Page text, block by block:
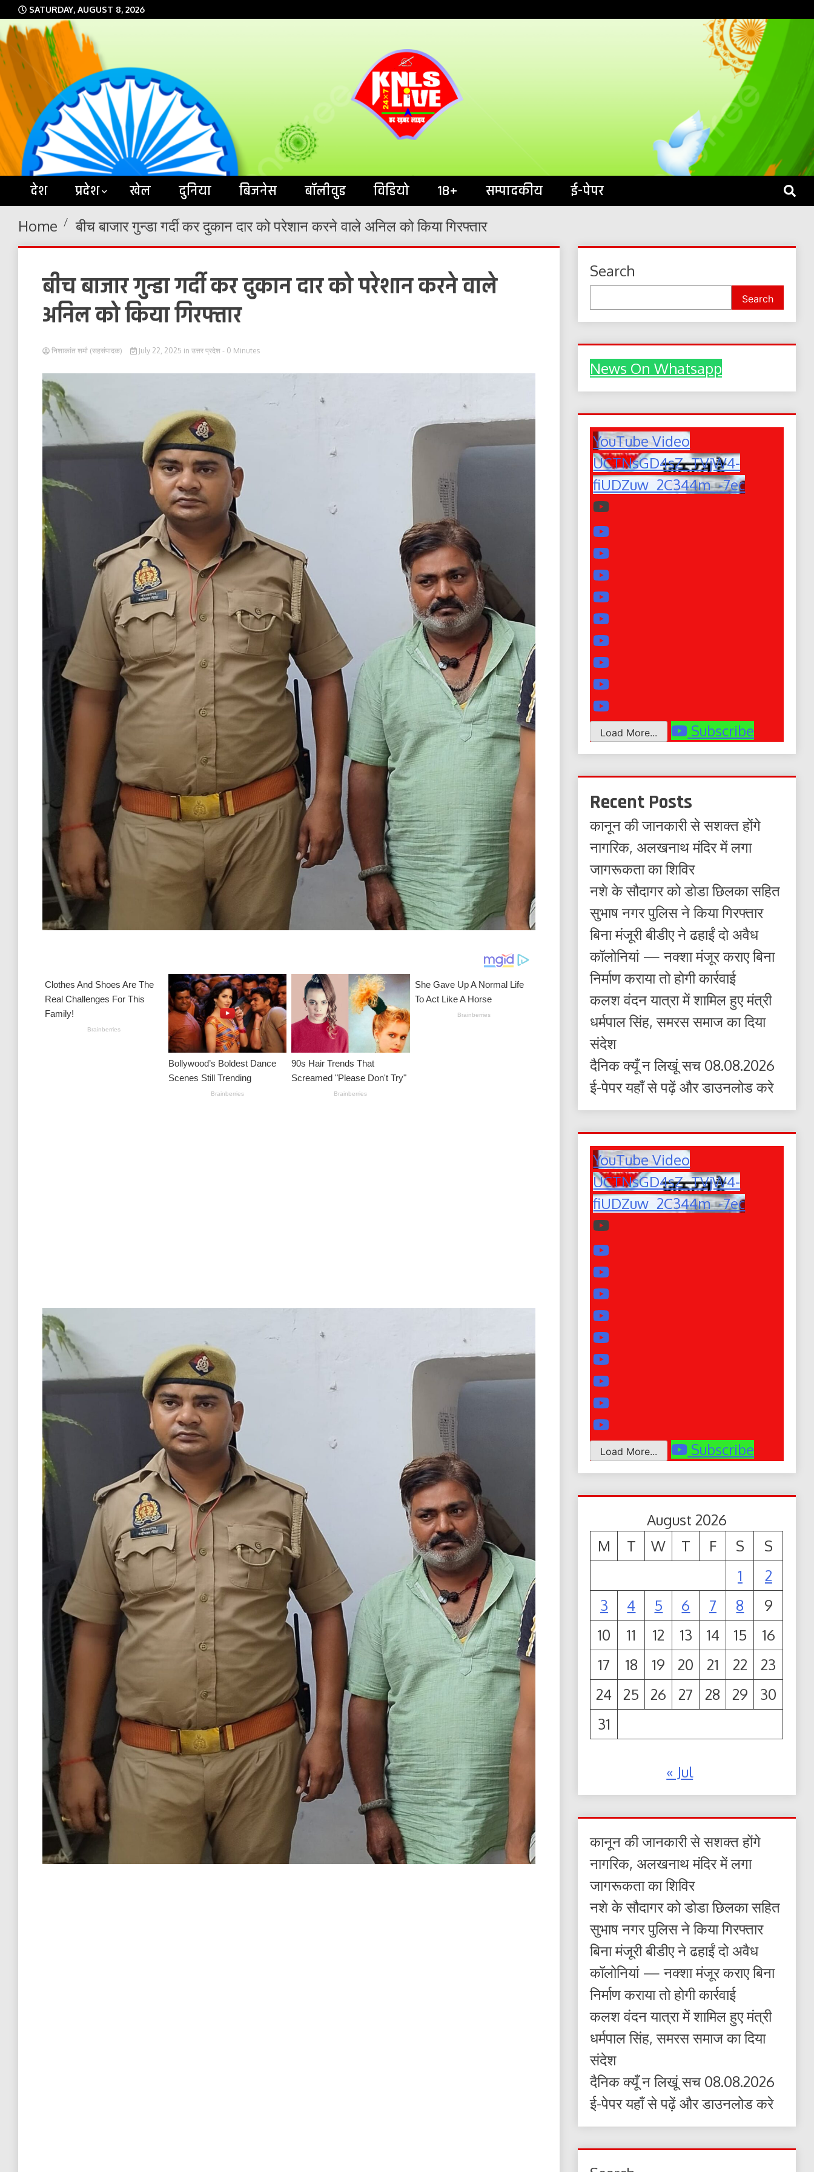
Skip
to
content
SATURDAY, AUGUST 8, 2026
KNLS LIVE
देश प्रदेश खेल दुनिया बिजनेस बॉलीवुड विडियो 18+ सम्पादकीय ई-पेपर
Home बीच बाजार गुन्डा गर्दी कर दुकान दार को परेशान करने वाले अनिल को किया गिरफ्तार
बीच बाजार गुन्डा गर्दी कर दुकान दार को परेशान करने वाले
अनिल को किया गिरफ्तार
निशाकांत शर्मा (सहसंपादक) July 22, 2025 in उत्तर प्रदेश - 0 Minutes
Search
Search
News On Whatsapp
YouTube Video
UCTNsGD4sZ_TVjW4-
fiUDZuw_2C344m_-7ec
Load More... Subscribe
Recent Posts
कानून की जानकारी से सशक्त होंगे
नागरिक, अलखनाथ मंदिर में लगा
जागरूकता का शिविर
नशे के सौदागर को डोडा छिलका सहित
सुभाष नगर पुलिस ने किया गिरफ्तार
बिना मंजूरी बीडीए ने ढहाईं दो अवैध
कॉलोनियां — नक्शा मंजूर कराए बिना
निर्माण कराया तो होगी कार्रवाई
कलश वंदन यात्रा में शामिल हुए मंत्री
धर्मपाल सिंह, समरस समाज का दिया
संदेश
दैनिक क्यूँ न लिखूं सच 08.08.2026
ई-पेपर यहाँ से पढ़ें और डाउनलोड करे
YouTube Video
UCTNsGD4sZ_TVjW4-
fiUDZuw_2C344m_-7ec
Load More... Subscribe
August 2026
M
T W T F S
S
1
2
3
4 5 6 7 8
9
10
11 12 13 14 15
16
17
18 19 20 21 22
23
24
25 26 27 28 29
30
31
« Jul
कानून की जानकारी से सशक्त होंगे
नागरिक, अलखनाथ मंदिर में लगा
जागरूकता का शिविर
नशे के सौदागर को डोडा छिलका सहित
सुभाष नगर पुलिस ने किया गिरफ्तार
बिना मंजूरी बीडीए ने ढहाईं दो अवैध
कॉलोनियां — नक्शा मंजूर कराए बिना
निर्माण कराया तो होगी कार्रवाई
कलश वंदन यात्रा में शामिल हुए मंत्री
धर्मपाल सिंह, समरस समाज का दिया
संदेश
दैनिक क्यूँ न लिखूं सच 08.08.2026
ई-पेपर यहाँ से पढ़ें और डाउनलोड करे